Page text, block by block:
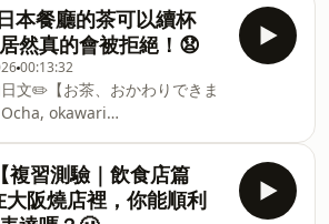
車站 🚉（o）お オ｜おこのみ
）｜大阪燒 🍧 か行
カ｜かきごおり（kakigoori）
（ki）き キ｜きゅうり
｜小黃瓜 🥒（ku）く ク｜ク
）｜鯛魚燒的卡士達口
）け ケ｜けいひん
｜獎品
package/
會下載看看 ActPod 吧 🥳🎧
✂︎ - - 🥕 《無壓力學
IG：⁠⁠https://x.gd/KVDFq⁠⁠🐇
： ⁠⁠https://x.gd/R9TYS⁠⁠🎥 yuma_YouTube：⁠⁠
本餐廳的茶可以續杯
然真的會被拒絕！😧
00:13:32
文✏️【お茶、おかわりできま
okawari
お茶（ocha）：茶🔖 おかわり
）：續杯🔖 できますか？
）：可以～嗎？ 💁🏻‍♀️店員
複習測驗｜飲食店篇
阪燒店裡，你能順利